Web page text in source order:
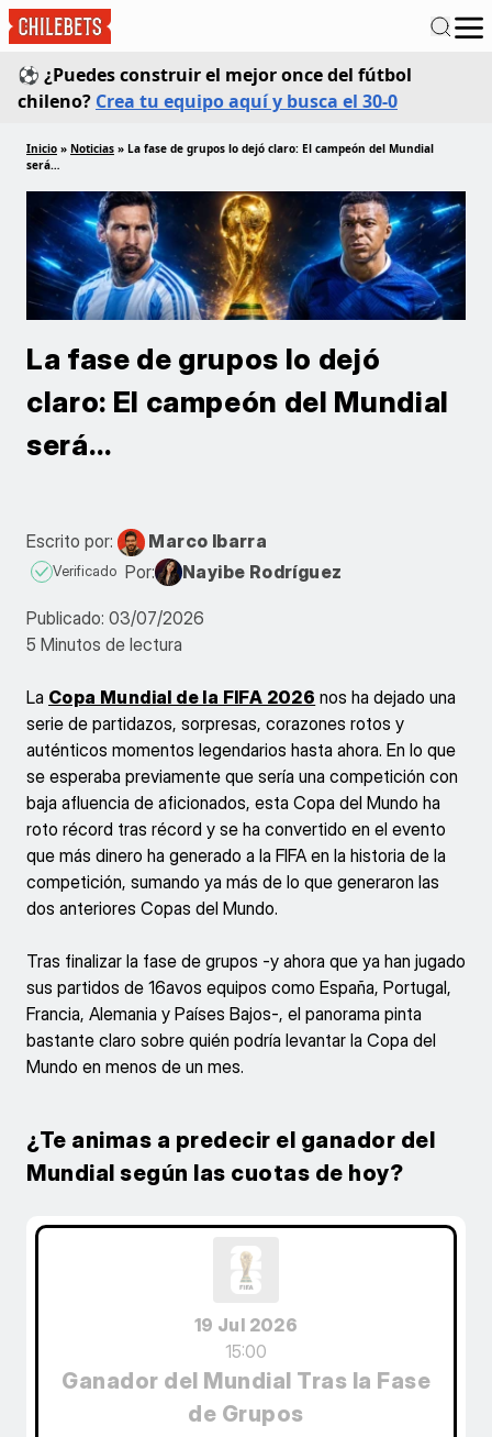
⚽ ¿Puedes construir el mejor once del fútbol
chileno? Crea tu equipo aquí y busca el 30-0
Inicio » Noticias » La fase de grupos lo dejó claro: El campeón del Mundial
será…
La fase de grupos lo dejó
claro: El campeón del Mundial
será…
Escrito por: Marco Ibarra
Verificado Por: Nayibe Rodríguez
Publicado: 03/07/2026
5 Minutos de lectura
La Copa Mundial de la FIFA 2026 nos ha dejado una
serie de partidazos, sorpresas, corazones rotos y
auténticos momentos legendarios hasta ahora. En lo que
se esperaba previamente que sería una competición con
baja afluencia de aficionados, esta Copa del Mundo ha
roto récord tras récord y se ha convertido en el evento
que más dinero ha generado a la FIFA en la historia de la
competición, sumando ya más de lo que generaron las
dos anteriores Copas del Mundo.
Tras finalizar la fase de grupos -y ahora que ya han jugado
sus partidos de 16avos equipos como España, Portugal,
Francia, Alemania y Países Bajos-, el panorama pinta
bastante claro sobre quién podría levantar la Copa del
Mundo en menos de un mes.
¿Te animas a predecir el ganador del
Mundial según las cuotas de hoy?
19 Jul 2026
15:00
Ganador del Mundial Tras la Fase
de Grupos